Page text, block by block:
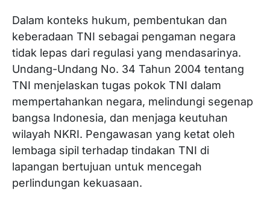
Dalam konteks hukum, pembentukan dan
keberadaan TNI sebagai pengaman negara
tidak lepas dari regulasi yang mendasarinya.
Undang-Undang No. 34 Tahun 2004 tentang
TNI menjelaskan tugas pokok TNI dalam
mempertahankan negara, melindungi segenap
bangsa Indonesia, dan menjaga keutuhan
wilayah NKRI. Pengawasan yang ketat oleh
lembaga sipil terhadap tindakan TNI di
lapangan bertujuan untuk mencegah
perlindungan kekuasaan.